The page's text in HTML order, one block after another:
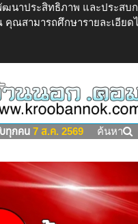
ฒนาประสิทธิภาพ และประสบ
คุณสามารถศึกษารายละเอียด
ทุกคน 7 ส.ค. 2569 ค้นหา